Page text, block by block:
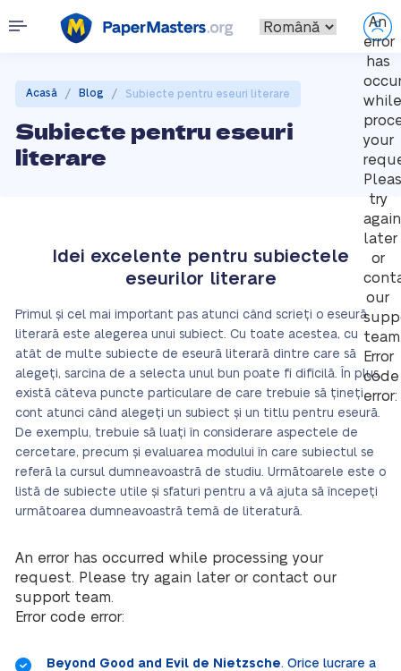
An
error
has
while
your
try
again
later
or
our
Error
code
error:
Acasă / Blog / Subiecte pentru eseuri literare
Subiecte pentru eseuri
literare
Idei excelente pentru subiectele
eseurilor literare
Primul și cel mai important pas atunci când scrieți o eseură
literară este alegerea unui subiect. Cu toate acestea, cu
atât de multe subiecte de eseură literară dintre care să
alegeți, sarcina de a selecta unul bun poate fi dificilă. În plus,
există câteva puncte particulare de care trebuie să țineți
cont atunci când alegeți un subiect și un titlu pentru eseură.
De exemplu, trebuie să luați în considerare aspectele de
cercetare, precum și evaluarea modului în care subiectul se
referă la cursul dumneavoastră de studiu. Următoarele este o
listă de subiecte utile și sfaturi pentru a vă ajuta să începeți
următoarea dumneavoastră temă de literatură.
An error has occurred while processing your
request. Please try again later or contact our
support team.
Error code error:
Beyond Good and Evil de Nietzsche. Orice lucrare a